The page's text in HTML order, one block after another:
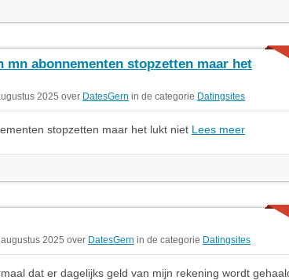
mn abonnementen stopzetten maar het
2025 over DatesGern in de categorie Datingsites
stopzetten maar het lukt niet Lees meer
2025 over DatesGern in de categorie Datingsites
dat er dagelijks geld van mijn rekening wordt